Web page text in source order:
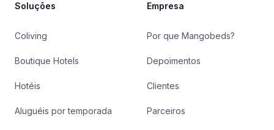
Soluções
Coliving
Boutique Hotels
Hotéis
Aluguéis por temporada
Empresa
Por que Mangobeds?
Depoimentos
Clientes
Parceiros